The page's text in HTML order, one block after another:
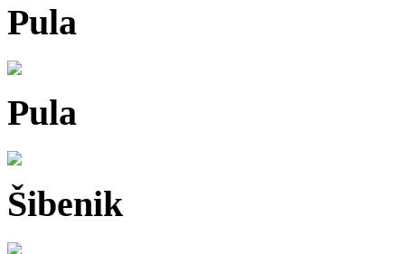
Pula
Pula
Šibenik